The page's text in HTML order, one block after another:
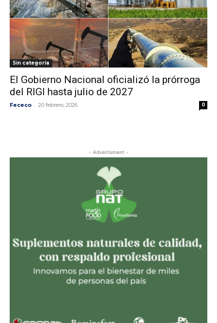
Sin categoría
El Gobierno Nacional oficializó la prórroga
del RIGI hasta julio de 2027
Fececo - 20 febrero, 2026 0
- Advertisment -